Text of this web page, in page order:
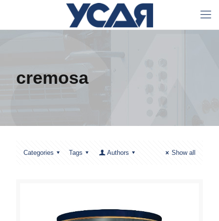
cremosa
Categories Tags Authors Show all